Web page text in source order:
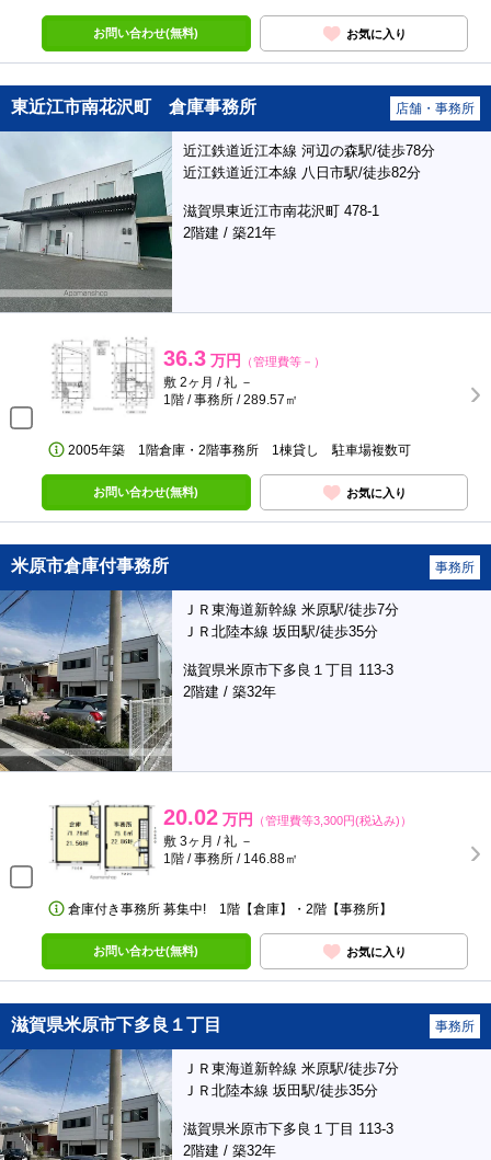
お問い合わせ(無料) お気に入り
東近江市南花沢町 倉庫事務所 店舗・事務所
近江鉄道近江本線 河辺の森駅/徒歩78分
近江鉄道近江本線 八日市駅/徒歩82分
滋賀県東近江市南花沢町 478-1
2階建 / 築21年
36.3 万円 （管理費等－）
敷 2ヶ月 / 礼 －
1階 / 事務所 / 289.57㎡
2005年築 1階倉庫・2階事務所 1棟貸し 駐車場複数可
お問い合わせ(無料) お気に入り
米原市倉庫付事務所 事務所
ＪＲ東海道新幹線 米原駅/徒歩7分
ＪＲ北陸本線 坂田駅/徒歩35分
滋賀県米原市下多良１丁目 113-3
2階建 / 築32年
20.02 万円 （管理費等3,300円(税込み)）
敷 3ヶ月 / 礼 －
1階 / 事務所 / 146.88㎡
倉庫付き事務所 募集中! 1階【倉庫】・2階【事務所】
お問い合わせ(無料) お気に入り
滋賀県米原市下多良１丁目 事務所
ＪＲ東海道新幹線 米原駅/徒歩7分
ＪＲ北陸本線 坂田駅/徒歩35分
滋賀県米原市下多良１丁目 113-3
2階建 / 築32年